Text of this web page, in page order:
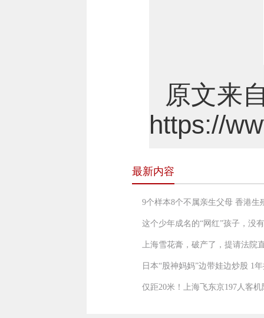
原文来
https://
最新内容
9个样本8个不属亲生父母 香港生
这个少年成名的“网红”孩子，没
上海雪花膏，破产了，提请法院
日本“股神妈妈”边带娃边炒股 1
仅距20米！上海飞东京197人客机